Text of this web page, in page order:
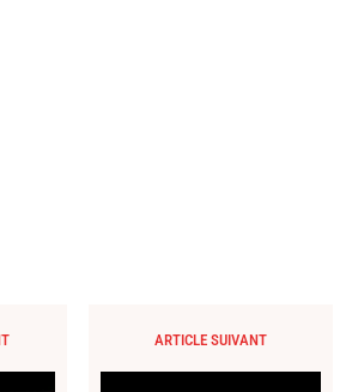
ARTICLE SUIVANT